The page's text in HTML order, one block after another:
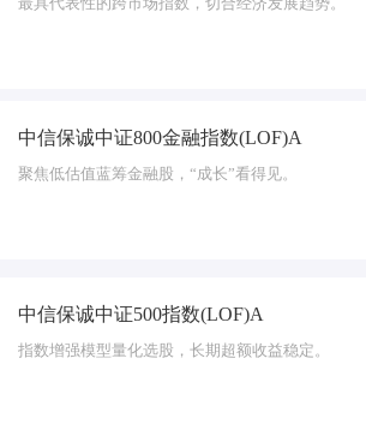
最具代表性的跨市场指数，切合经济发展趋势。
指数型基金
中信保诚中证800金融指数(LOF)A
聚焦低估值蓝筹金融股，“成长”看得见。
指数型基金
中信保诚中证500指数(LOF)A
指数增强模型量化选股，长期超额收益稳定。